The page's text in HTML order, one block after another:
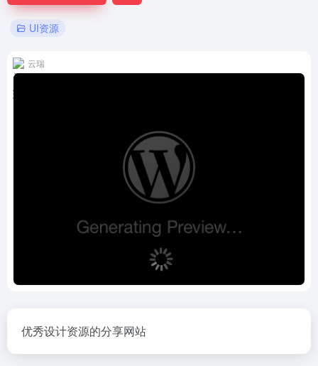
UI资源
云瑞
优秀设计资源的分享网站